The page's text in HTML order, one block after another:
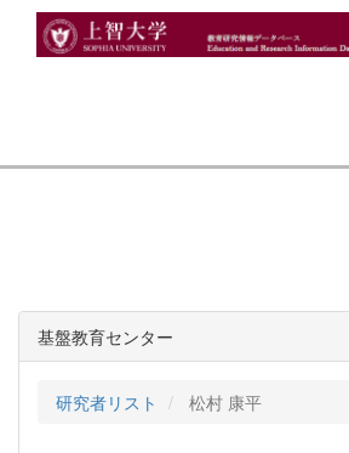
基盤教育センター
研究者リスト 松村 康平